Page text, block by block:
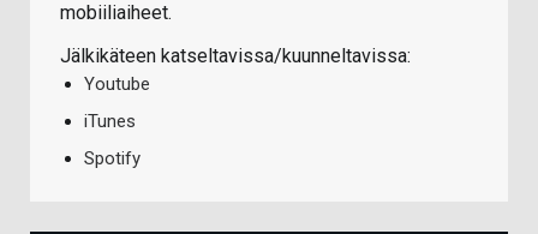
mobiiliaiheet.
Jälkikäteen katseltavissa/kuunneltavissa:
Youtube
iTunes
Spotify